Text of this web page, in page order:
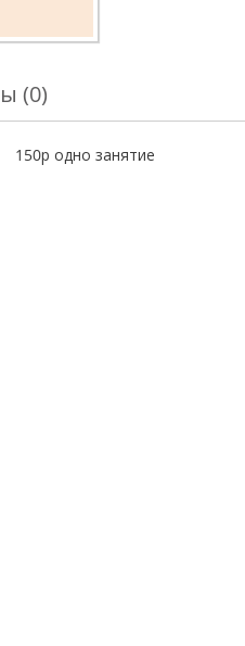
(0)
150р одно занятие